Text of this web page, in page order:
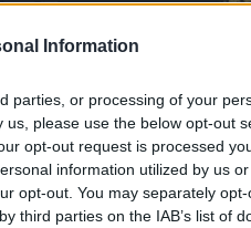
Information
parties, or processing of your
please use the below opt-out
opt-out request is processed
information utilized by us
opt-out. You may separately
third parties on the IAB’s list of